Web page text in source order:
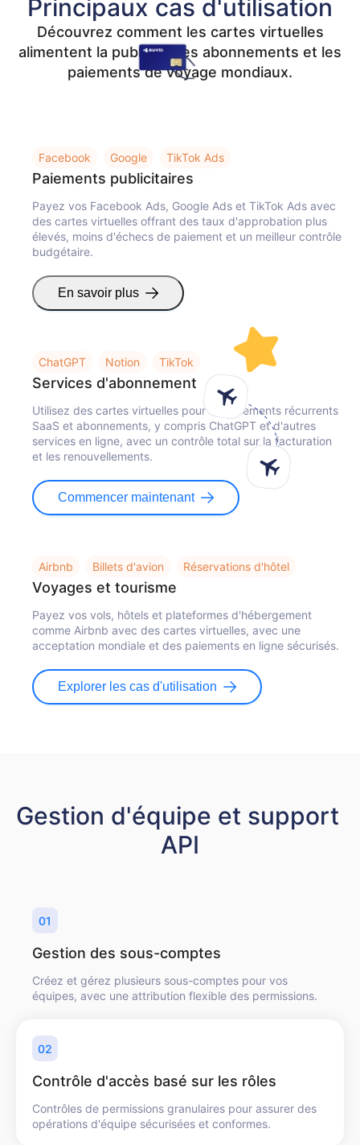
Amazon
TikTok Ads
DeepMind Amazon
Principaux cas d'utilisation
Découvrez comment les cartes virtuelles
alimentent la publicité, les abonnements et les
paiements de voyage mondiaux.
Facebook Google TikTok Ads
Paiements publicitaires
Payez vos Facebook Ads, Google Ads et TikTok Ads avec
des cartes virtuelles offrant des taux d'approbation plus
élevés, moins d'échecs de paiement et un meilleur contrôle
budgétaire.
En savoir plus
ChatGPT Notion TikTok
Services d'abonnement
Utilisez des cartes virtuelles pour les paiements récurrents
SaaS et abonnements, y compris ChatGPT et d'autres
services en ligne, avec un contrôle total sur la facturation
et les renouvellements.
Commencer maintenant
Airbnb Billets d'avion Réservations d'hôtel
Voyages et tourisme
Payez vos vols, hôtels et plateformes d'hébergement
comme Airbnb avec des cartes virtuelles, avec une
acceptation mondiale et des paiements en ligne sécurisés.
Explorer les cas d'utilisation
Gestion d'équipe et support
API
01
Gestion des sous-comptes
Créez et gérez plusieurs sous-comptes pour vos
équipes, avec une attribution flexible des permissions.
02
Contrôle d'accès basé sur les rôles
Contrôles de permissions granulaires pour assurer des
opérations d'équipe sécurisées et conformes.